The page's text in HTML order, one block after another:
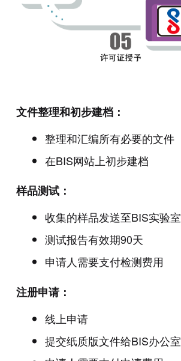
文件整理和初步建档：
整理和汇编所有必要的文件
在BIS网站上初步建档
样品测试：
收集的样品发送至BIS实验室
测试报告有效期90天
申请人需要支付检测费用
注册申请：
线上申请
提交纸质版文件给BIS办公室